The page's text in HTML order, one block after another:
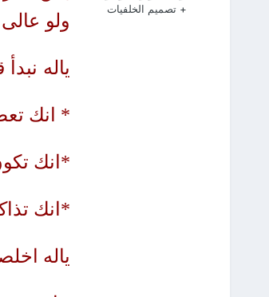
+ تصميم الخلفيات
ولو
ياله
* انك
*انك
*انك
ياله